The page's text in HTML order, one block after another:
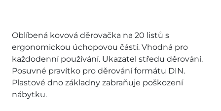
Oblíbená kovová děrovačka na 20 listů s
ergonomickou úchopovou částí. Vhodná pro
každodenní používání. Ukazatel středu děrování.
Posuvné pravítko pro děrování formátu DIN.
Plastové dno základny zabraňuje poškození
nábytku.